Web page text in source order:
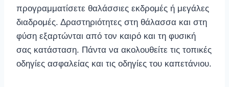
προγραμματίσετε θαλάσσιες εκδρομές ή μεγάλες
διαδρομές. Δραστηριότητες στη θάλασσα και στη
φύση εξαρτώνται από τον καιρό και τη φυσική
σας κατάσταση. Πάντα να ακολουθείτε τις τοπικές
οδηγίες ασφαλείας και τις οδηγίες του καπετάνιου.